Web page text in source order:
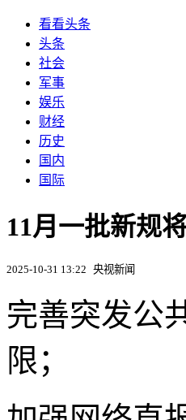
看看头条
头条
社会
军事
娱乐
财经
历史
国内
国际
11月一批新规
2025-10-31 13:22 央视新闻
完善突发公
限；